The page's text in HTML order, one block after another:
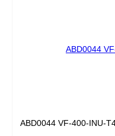
ABD0044 VF-400-INU-